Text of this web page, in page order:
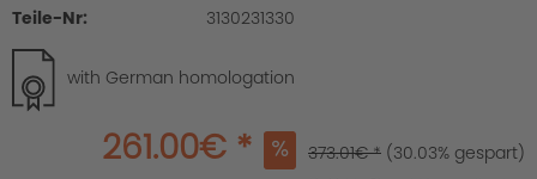
Teile-Nr: 3130231330
with German homologation
261.00€ * 373.01€ * (30.03% gespart)